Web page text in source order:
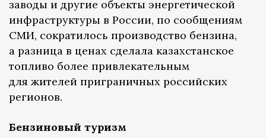
заводы и другие объекты энергетической
инфраструктуры в России, по сообщениям
СМИ, сократилось производство бензина,
а разница в ценах сделала казахстанское
топливо более привлекательным
для жителей приграничных российских
регионов.
Бензиновый туризм